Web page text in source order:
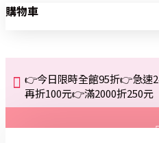
購物車
👉今日限時全館95折👉急速
再折100元👉滿2000折250元